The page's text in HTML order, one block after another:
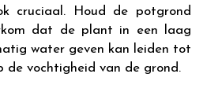
cruciaal. Houd de potgrond
dat de plant in een laag
water geven kan leiden tot
de vochtigheid van de grond.